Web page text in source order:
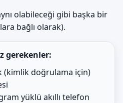
olabileceği gibi başka bir
bağlı olarak).
gerekenler:
(kimlik doğrulama için)
yüklü akıllı telefon